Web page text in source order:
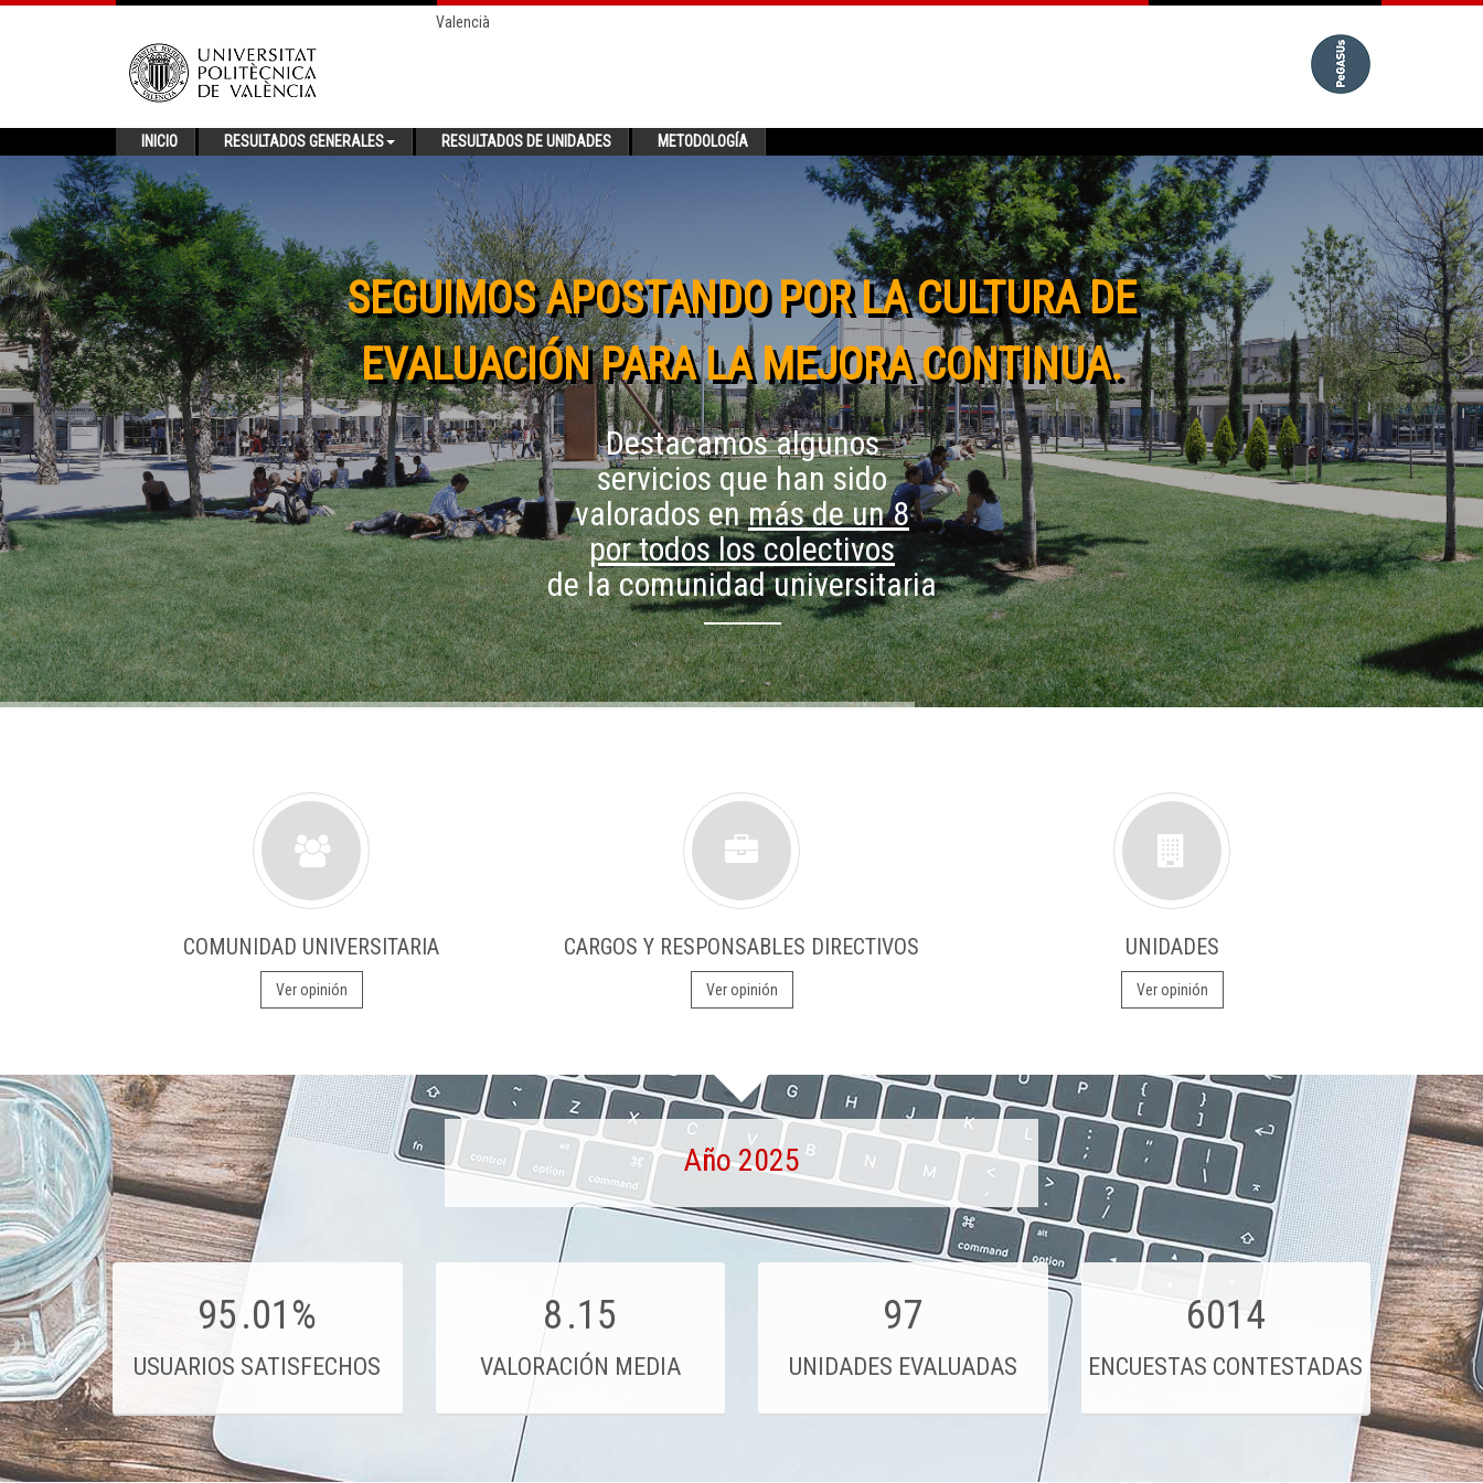
Valencià
INICIO RESULTADOS GENERALES RESULTADOS DE UNIDADES METODOLOGÍA
SEGUIMOS APOSTANDO POR LA CULTURA DE
EVALUACIÓN PARA LA MEJORA CONTINUA.
Destacamos algunos
servicios que han sido
valorados enmás de un 8
por todos los colectivos
de la comunidad universitaria
COMUNIDAD UNIVERSITARIA
Ver opinión
CARGOS Y RESPONSABLES DIRECTIVOS
Ver opinión
UNIDADES
Ver opinión
Año 2025
95.01%
USUARIOS SATISFECHOS
8.15
VALORACIÓN MEDIA
97
UNIDADES EVALUADAS
6014
ENCUESTAS CONTESTADAS